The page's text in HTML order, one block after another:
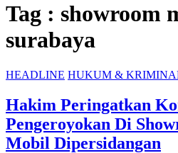
Tag : showroom
surabaya
HEADLINE HUKUM &
Hakim Peringatkan
Pengeroyokan Di
Mobil Dipersidangan